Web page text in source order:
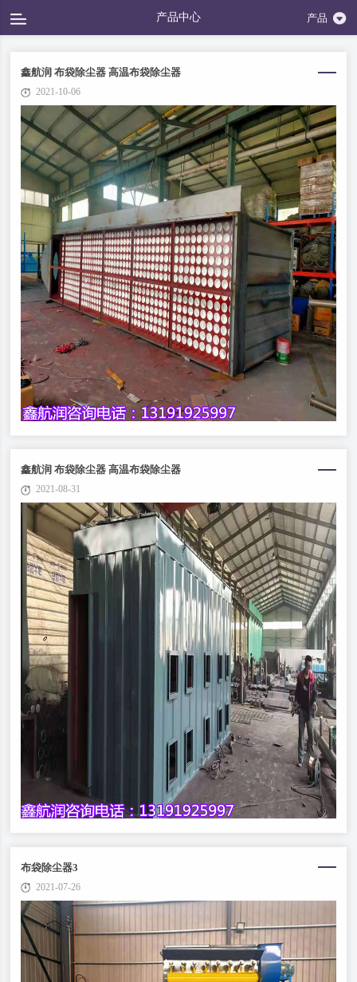
产品中心 产品
鑫航润 布袋除尘器 高温布袋除尘器
2021-10-06
鑫航润 布袋除尘器 高温布袋除尘器
2021-08-31
布袋除尘器3
2021-07-26